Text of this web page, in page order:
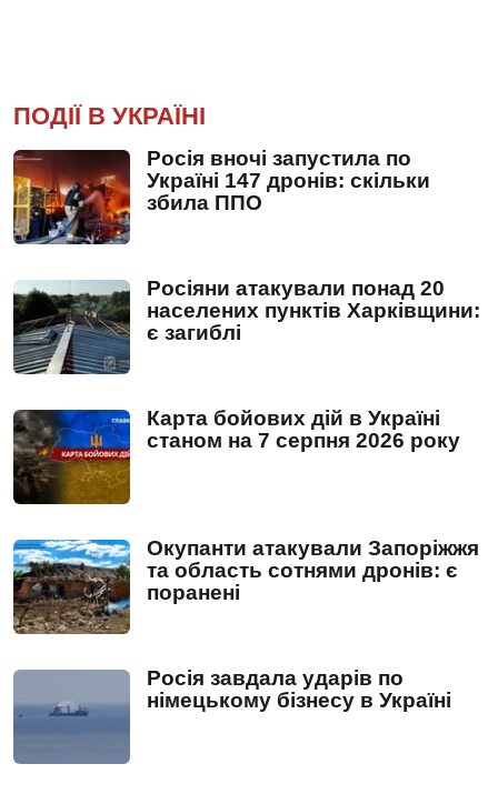
ПОДІЇ В УКРАЇНІ
Росія вночі запустила по
Україні 147 дронів: скільки
збила ППО
Росіяни атакували понад 20
населених пунктів Харківщини:
є загиблі
Карта бойових дій в Україні
станом на 7 серпня 2026 року
Окупанти атакували Запоріжжя
та область сотнями дронів: є
поранені
Росія завдала ударів по
німецькому бізнесу в Україні